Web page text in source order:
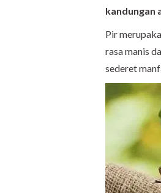
kandungan
Pir
rasa manis
sederet